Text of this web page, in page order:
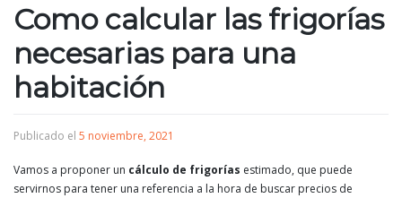
Como calcular las frigorías
necesarias para una
habitación
Publicado el 5 noviembre, 2021
Vamos a proponer un cálculo de frigorías estimado, que puede
servirnos para tener una referencia a la hora de buscar precios de